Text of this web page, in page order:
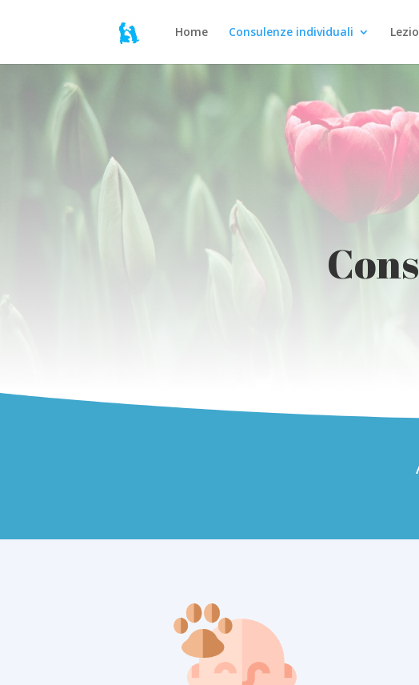
Home Consulenze individuali